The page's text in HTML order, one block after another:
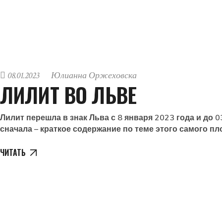
08.01.2023 Юлианна Оржеховска
ЛИЛИТ ВО ЛЬВЕ
Лилит перешла в знак Льва с 8 января 2023 года и до
сначала – краткое содержание по теме этого самого
ЧИТАТЬ